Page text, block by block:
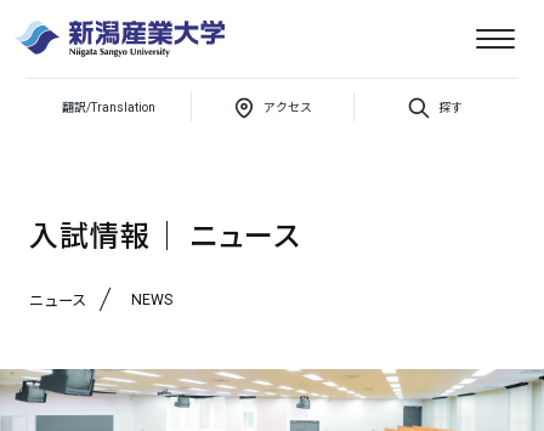
翻訳/Translation アクセス 探す
産業
5/25（土）【オンライン型】オープンキャンパスを開催します
入試情報│ ニュース
ニュース NEWS